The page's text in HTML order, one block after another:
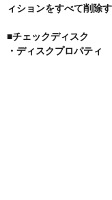
ィションをすべて削除
■チェックディスク
・ディスクプロパテ